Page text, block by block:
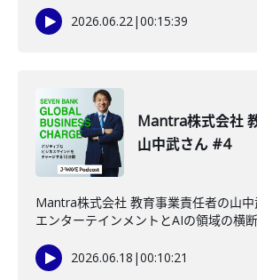
2026.06.22|00:15:39
Mantra株式会社
山中武さん #4
Mantra株式会社 教育事業責任者の山
エンターテインメントとAIの領域の横断
2026.06.18 |00:10:21